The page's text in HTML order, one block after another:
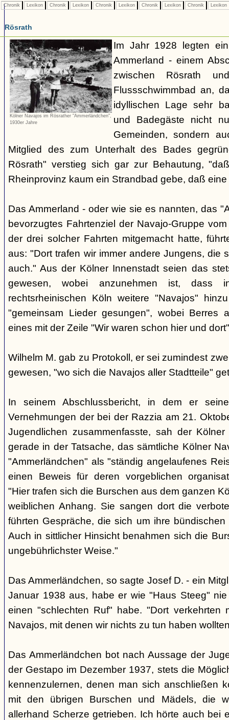
Chronik Lexikon Chronik Lexikon Chronik Lexikon Chronik Lexikon Chronik Lexikon
Rösrath
Kölner Navajos im Rösrather "Ammerländchen",
1930er Jahre
Im Jahr 1928 legten
Ammerland - einem
zwischen Rösrath
Flussschwimmbad an,
idyllischen Lage sehr
und Badegäste nicht
Gemeinden, sondern
Mitglied des zum Unterhalt des Bades
Rösrath" verstieg sich gar zur Behautung,
Rheinprovinz kaum ein Strandbad gebe, daß
Das Ammerland - oder wie sie es nannten, das
bevorzugtes Fahrtenziel der Navajo-Gruppe
der drei solcher Fahrten mitgemacht hatte,
aus: "Dort trafen wir immer andere Jungens, die
auch." Aus der Kölner Innenstadt seien das
gewesen, wobei anzunehmen ist, dass
rechtsrheinischen Köln weitere "Navajos"
"gemeinsam Lieder gesungen", wobei Berres
eines mit der Zeile "Wir waren schon hier und
Wilhelm M. gab zu Protokoll, er sei zumindest
gewesen, "wo sich die Navajos aller Stadtteile"
In seinem Abschlussbericht, in dem er
Vernehmungen der bei der Razzia am 21.
Jugendlichen zusammenfasste, sah der
gerade in der Tatsache, das sämtliche Kölner
"Ammerländchen" als "ständig angelaufenes
einen Beweis für deren vorgeblichen
"Hier trafen sich die Burschen aus dem ganzen
weiblichen Anhang. Sie sangen dort die
führten Gespräche, die sich um ihre
Auch in sittlicher Hinsicht benahmen sich die
ungebührlichster Weise."
Das Ammerländchen, so sagte Josef D. - ein
Januar 1938 aus, habe er wie "Haus Steeg"
einen "schlechten Ruf" habe. "Dort verkehrten
Navajos, mit denen wir nichts zu tun haben
Das Ammerländchen bot nach Aussage der
der Gestapo im Dezember 1937, stets die
kennenzulernen, denen man sich anschließen
mit den übrigen Burschen und Mädels, die
allerhand Scherze getrieben. Ich hörte auch bei